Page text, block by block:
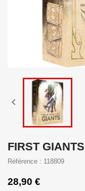

FIRST GIANTS
Référence : 118809
28,90 €